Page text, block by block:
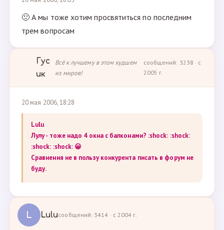
🙁 А мы тоже хотим просвятиться по последним
трем вопросам
Гус
ик
Всё к лучшему в этом худшем
из миров!
сообщений: 3238 · с
2005 г.
20 мая 2006, 18:28
Lulu
Лулу - тоже надо 4 окна с балконами? :shock: :shock:
:shock: :shock: 😀
Сравнения не в пользу конкурента писать в форум не
буду.
L Luluсообщений: 3414 · с 2004 г.